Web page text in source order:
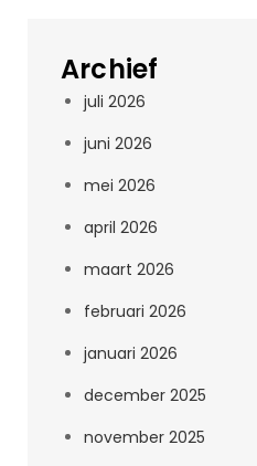
Archief
juli 2026
juni 2026
mei 2026
april 2026
maart 2026
februari 2026
januari 2026
december 2025
november 2025